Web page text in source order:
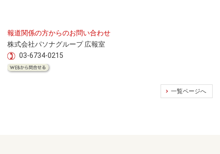
報道関係の方からのお問い合わせ
株式会社パソナグループ 広報室
03-6734-0215
一覧ページへ